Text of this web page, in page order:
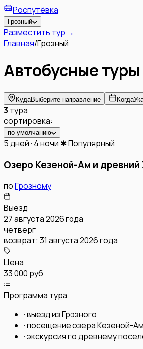
Роспутёвка
Грозный
Разместить тур →
Главная/Грозный
Автобусные туры
КудаВыберите направление Когда
3 тура
сортировка:
по умолчанию
5 дней · 4 ночи ✱ Популярный
Озеро Кезеной-Ам и древний
поГрозному
Выезд
27 августа 2026 года
четверг
возврат: 31 августа 2026 года
Цена
33 000 руб
Программа тура
·выезд из Грозного
·посещение озера Кезеной-Ам
·экскурсия по древнему